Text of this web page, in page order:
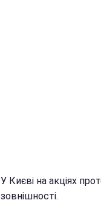
У Києві на акціях
зовнішності.